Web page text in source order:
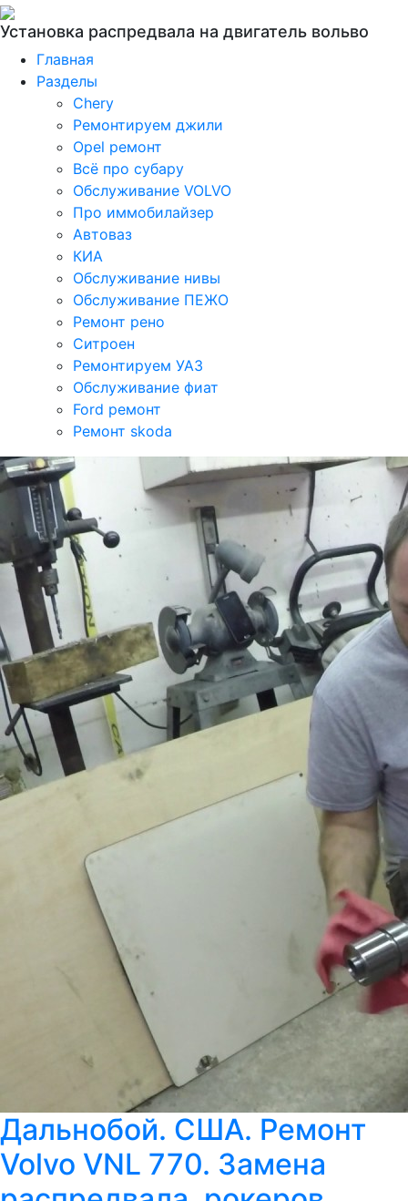
Установка распредвала на двигатель вольво
Главная
Разделы
Chery
Ремонтируем джили
Opel ремонт
Всё про субару
Обслуживание VOLVO
Про иммобилайзер
Автоваз
КИА
Обслуживание нивы
Обслуживание ПЕЖО
Ремонт рено
Ситроен
Ремонтируем УАЗ
Обслуживание фиат
Ford ремонт
Ремонт skoda
Дальнобой. США. Ремонт
Volvo VNL 770. Замена